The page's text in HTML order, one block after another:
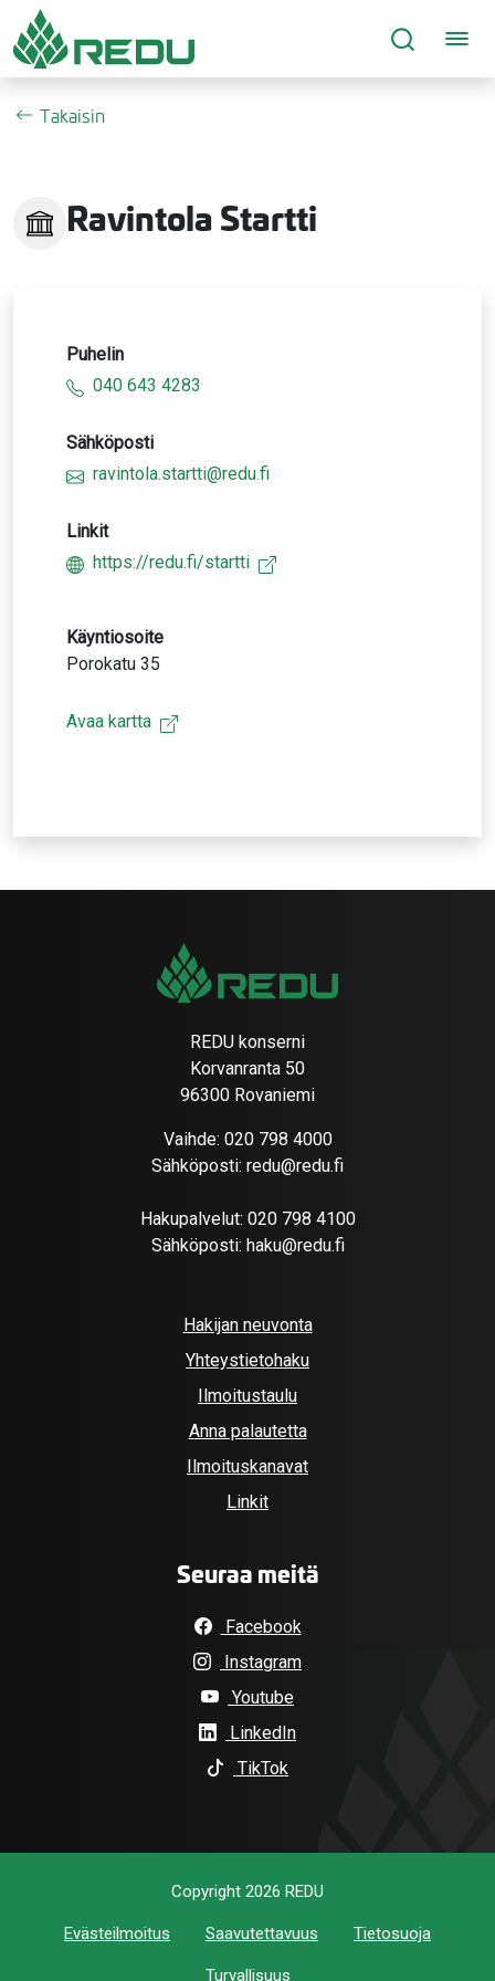
Siirry sivusisältöön
Takaisin
Ravintola Startti
Puhelin
040 643 4283
Sähköposti
ravintola.startti@redu.fi
Linkit
https://redu.fi/startti
Käyntiosoite
Porokatu 35
Avaa kartta
REDU konserni
Korvanranta 50
96300 Rovaniemi
Vaihde: 020 798 4000
Sähköposti: redu@redu.fi
Hakupalvelut: 020 798 4100
Sähköposti: haku@redu.fi
Hakijan neuvonta
Yhteystietohaku
Ilmoitustaulu
Anna palautetta
Ilmoituskanavat
Linkit
Seuraa meitä
Facebook
Instagram
Youtube
LinkedIn
TikTok
Copyright 2026 REDU
Evästeilmoitus Saavutettavuus Tietosuoja
Turvallisuus